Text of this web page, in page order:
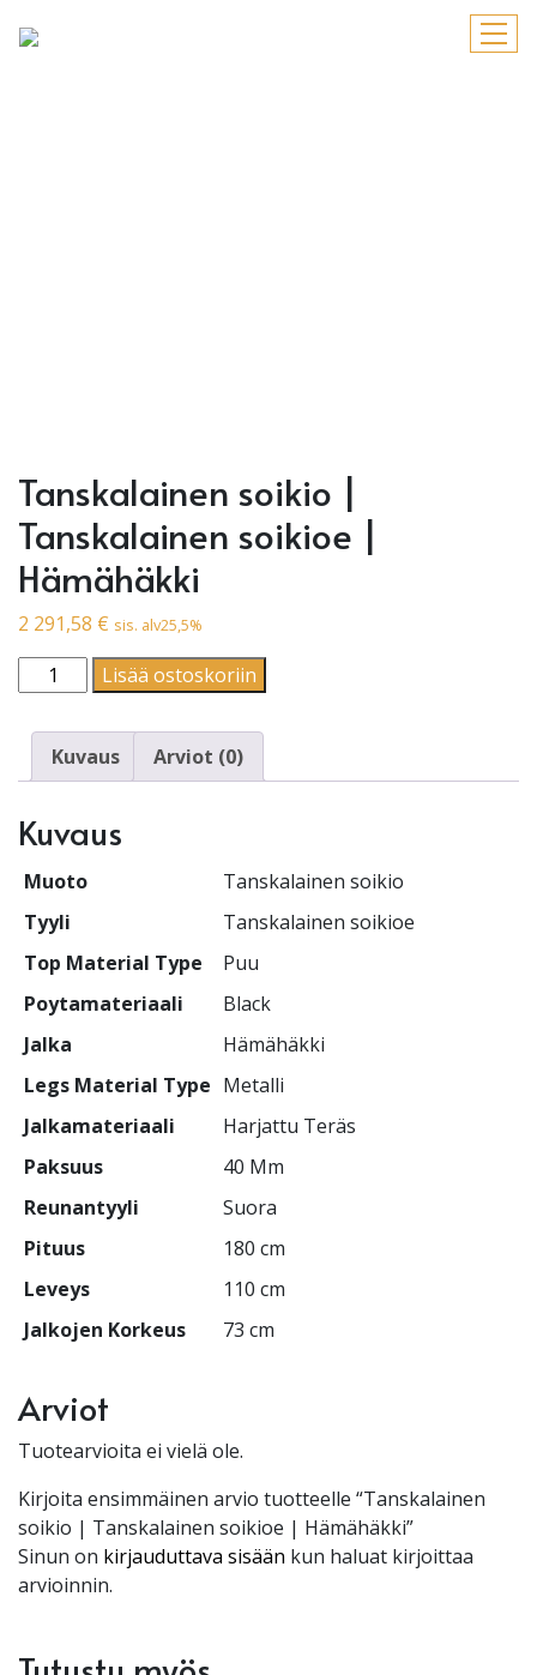
Tanskalainen soikio |
Tanskalainen soikioe |
Hämähäkki
2 291,58 € sis. alv25,5%
Tanskalainen soikio | Tanskalainen soikioe |
Lisää ostoskoriin
Kuvaus Arviot (0)
Kuvaus
Muoto
Tanskalainen soikio
Tyyli
Tanskalainen soikioe
Top Material Type
Puu
Poytamateriaali
Black
Jalka
Hämähäkki
Legs Material Type Metalli
Jalkamateriaali
Harjattu Teräs
Paksuus
40 Mm
Reunantyyli
Suora
Pituus
180 cm
Leveys
110 cm
Jalkojen Korkeus
73 cm
Arviot
Tuotearvioita ei vielä ole.
Kirjoita ensimmäinen arvio tuotteelle “Tanskalainen
soikio | Tanskalainen soikioe | Hämähäkki”
Sinun on kirjauduttava sisään kun haluat kirjoittaa
arvioinnin.